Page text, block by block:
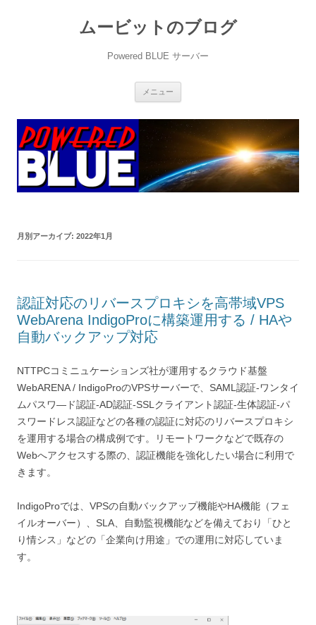
ムービットのブログ
Powered BLUE サーバー
メニュー
ツ
ッ
プ
月別アーカイブ: 2022年1月
認証対応のリバースプロキシを高帯域VPS
WebArena IndigoProに構築運用する / HAや
自動バックアップ対応
NTTPCコミニュケーションズ社が運用するクラウド基盤
WebARENA / IndigoProのVPSサーバーで、SAML認証-ワンタイ
ムパスワ―ド認証-AD認証-SSLクライアント認証-生体認証-パ
スワードレス認証などの各種の認証に対応のリバースプロキシ
を運用する場合の構成例です。リモートワークなどで既存の
Webへアクセスする際の、認証機能を強化したい場合に利用で
きます。
IndigoProでは、VPSの自動バックアップ機能やHA機能（フェ
イルオーバー）、SLA、自動監視機能などを備えており「ひと
り情シス」などの「企業向け用途」での運用に対応していま
す。